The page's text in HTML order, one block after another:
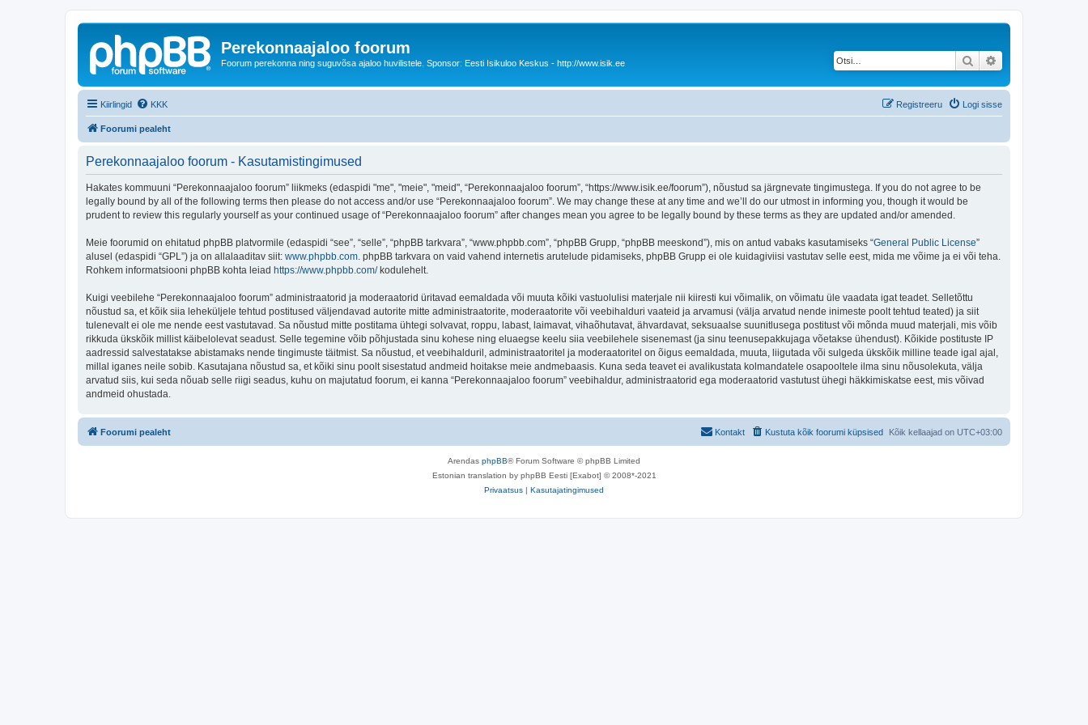
Perekonnaajaloo foorum
Foorum perekonna ning suguvõsa ajaloo huvilistele. Sponsor: Eesti Isikuloo Keskus - http://www.isik.ee Otsi
Kiirlingid KKK Logi sisse
Registreeru
Foorumi pealeht
Perekonnaajaloo foorum - Kasutamistingimused
Hakates kommuuni “Perekonnaajaloo foorum” liikmeks (edaspidi "me", "meie", "meid", “Perekonnaajaloo foorum”, “https://www.isik.ee/foorum”), nõustud sa järgnevate tingimustega. If you do not agree to be
legally bound by all of the following terms then please do not access and/or use “Perekonnaajaloo foorum”. We may change these at any time and we’ll do our utmost in informing you, though it would be
prudent to review this regularly yourself as your continued usage of “Perekonnaajaloo foorum” after changes mean you agree to be legally bound by these terms as they are updated and/or amended.
Meie foorumid on ehitatud phpBB platvormile (edaspidi “see”, “selle”, “phpBB tarkvara”, “www.phpbb.com”, “phpBB Grupp, “phpBB meeskond”), mis on antud vabaks kasutamiseks “General Public License”
alusel (edaspidi “GPL”) ja on allalaaditav siit: www.phpbb.com . phpBB tarkvara on vaid vahend internetis arutelude pidamiseks, phpBB Grupp ei ole kuidagiviisi vastutav selle eest, mida me võime ja ei või teha.
Rohkem informatsiooni phpBB kohta leiad https://www.phpbb.com/kodulehelt.
Kuigi veebilehe “Perekonnaajaloo foorum” administraatorid ja moderaatorid üritavad eemaldada või muuta kõiki vastuolulisi materjale nii kiiresti kui võimalik, on võimatu üle vaadata igat teadet. Selletõttu
nõustud sa, et kõik siia leheküljele tehtud postitused väljendavad autorite mitte administraatorite, moderaatorite või veebihalduri vaateid ja arvamusi (välja arvatud nende inimeste poolt tehtud teated) ja siit
tulenevalt ei ole me nende eest vastutavad. Sa nõustud mitte postitama ühtegi solvavat, roppu, labast, laimavat, vihaõhutavat, ähvardavat, seksuaalse suunitlusega postitust või mõnda muud materjali, mis võib
rikkuda ükskõik millist käibelolevat seadust. Selle tegemine võib põhjustada sinu kohese ning eluaegse keelu siia veebilehele sisenemast (ja sinu teenusepakkujaga võetakse ühendust). Kõikide postituste IP
aadressid salvestatakse abistamaks nende tingimuste täitmist. Sa nõustud, et veebihalduril, administraatoritel ja moderaatoritel on õigus eemaldada, muuta, liigutada või sulgeda ükskõik milline teade igal ajal,
millal iganes neile sobib. Kasutajana nõustud sa, et kõiki sinu poolt sisestatud andmeid hoitakse meie andmebaasis. Kuna seda teavet ei avalikustata kolmandatele osapooltele ilma sinu nõusolekuta, välja
arvatud siis, kui seda nõuab selle riigi seadus, kuhu on majutatud foorum, ei kanna “Perekonnaajaloo foorum” veebihaldur, administraatorid ega moderaatorid vastutust ühegi häkkimiskatse eest, mis võivad
andmeid ohustada.
Foorumi pealeht Kõik kellaajad on UTC+03:00
Kustuta kõik foorumi küpsised
Kontakt
Arendas phpBB® Forum Software © phpBB Limited
Estonian translation by phpBB Eesti [Exabot] © 2008*-2021
Privaatsus | Kasutajatingimused